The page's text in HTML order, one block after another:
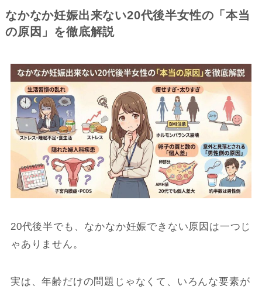
なかなか妊娠出来ない20代後半女性の「本当
の原因」を徹底解説
20代後半でも、なかなか妊娠できない原因は一つじ
ゃありません。
実は、年齢だけの問題じゃなくて、いろんな要素が